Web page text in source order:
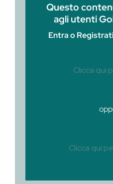
Questo
agli utenti
Entra o
Clicca qui
Clicca qui